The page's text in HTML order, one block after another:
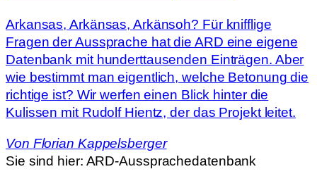
Arkansas, Arkänsas, Arkänsoh? Für knifflige
Fragen der Aussprache hat die ARD eine eigene
Datenbank mit hunderttausenden Einträgen. Aber
wie bestimmt man eigentlich, welche Betonung die
richtige ist? Wir werfen einen Blick hinter die
Kulissen mit Rudolf Hientz, der das Projekt leitet.
Von Florian Kappelsberger
Sie sind hier: ARD-Aussprachedatenbank